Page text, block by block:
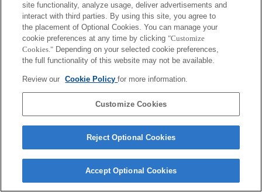
site functionality, analyze usage, deliver advertisements and
interact with third parties. By using this site, you agree to
the placement of Optional Cookies. You can manage your
cookie preferences at any time by clicking "Customize
Cookies." Depending on your selected cookie preferences,
the full functionality of this website may not be available.
Review our Cookie Policyfor more information.
Customize Cookies
Reject Optional Cookies
Accept Optional Cookies